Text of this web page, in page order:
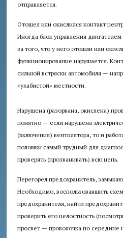
отправляется.
Отошел или окислился контакт
Иногда блок управления
за того, что у него отошли или
функционирование нарушается.
сильной встряски автомобиля —
«ухабистой» местности.
Нарушена (разорвана, окислена)
понятно — если нарушена
(включения) вентилятора, то и
поломки самый трудный для
проверять (прозванивать) всю цепь.
Перегорел предохранитель,
Необходимо, воспользовавшить
предохранителя, найти
проверить его целостность
просвет — проволочка по середине